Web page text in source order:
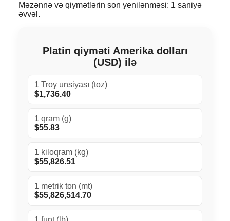
Məzənnə və qiymətlərin son yenilənməsi: 1 saniyə
əvvəl.
Platin qiyməti Amerika dolları
(USD) ilə
1 Troy unsiyası (toz)
$1,736.40
1 qram (g)
$55.83
1 kiloqram (kg)
$55,826.51
1 metrik ton (mt)
$55,826,514.70